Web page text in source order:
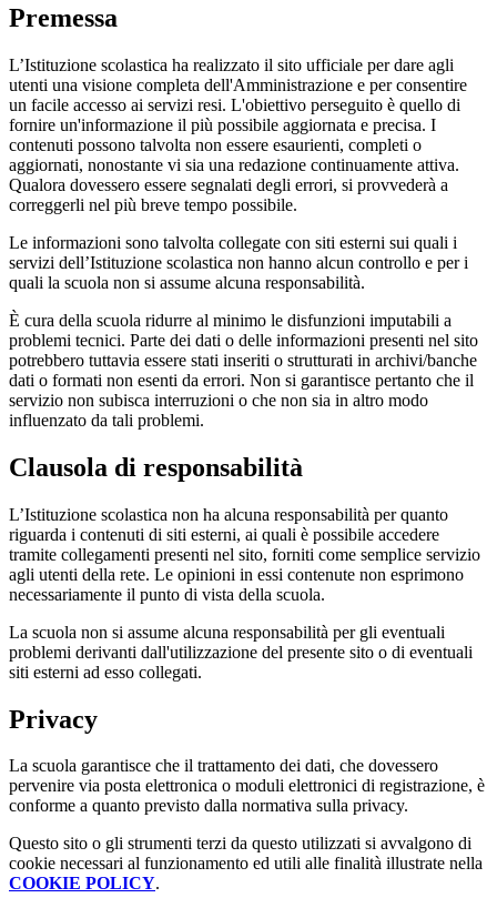
Premessa
L’Istituzione scolastica ha realizzato il sito ufficiale per dare agli
utenti una visione completa dell'Amministrazione e per consentire
un facile accesso ai servizi resi. L'obiettivo perseguito è quello di
fornire un'informazione il più possibile aggiornata e precisa. I
contenuti possono talvolta non essere esaurienti, completi o
aggiornati, nonostante vi sia una redazione continuamente attiva.
Qualora dovessero essere segnalati degli errori, si provvederà a
correggerli nel più breve tempo possibile.
Le informazioni sono talvolta collegate con siti esterni sui quali i
servizi dell’Istituzione scolastica non hanno alcun controllo e per i
quali la scuola non si assume alcuna responsabilità.
È cura della scuola ridurre al minimo le disfunzioni imputabili a
problemi tecnici. Parte dei dati o delle informazioni presenti nel sito
potrebbero tuttavia essere stati inseriti o strutturati in archivi/banche
dati o formati non esenti da errori. Non si garantisce pertanto che il
servizio non subisca interruzioni o che non sia in altro modo
influenzato da tali problemi.
Clausola di responsabilità
L’Istituzione scolastica non ha alcuna responsabilità per quanto
riguarda i contenuti di siti esterni, ai quali è possibile accedere
tramite collegamenti presenti nel sito, forniti come semplice servizio
agli utenti della rete. Le opinioni in essi contenute non esprimono
necessariamente il punto di vista della scuola.
La scuola non si assume alcuna responsabilità per gli eventuali
problemi derivanti dall'utilizzazione del presente sito o di eventuali
siti esterni ad esso collegati.
Privacy
La scuola garantisce che il trattamento dei dati, che dovessero
pervenire via posta elettronica o moduli elettronici di registrazione, è
conforme a quanto previsto dalla normativa sulla privacy.
Questo sito o gli strumenti terzi da questo utilizzati si avvalgono di
cookie necessari al funzionamento ed utili alle finalità illustrate nella
COOKIE POLICY.